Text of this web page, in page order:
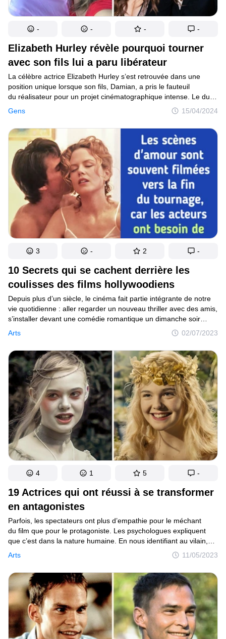
Elizabeth Hurley révèle pourquoi tourner
avec son fils lui a paru libérateur
Gens 15/04/2024
La célèbre actrice Elizabeth Hurley s’est retrouvée dans une
position unique lorsque son fils, Damian, a pris le fauteuil
du réalisateur pour un projet cinématographique intense. Le duo
mère-fils a collaboré à un film qui a brouillé les lignes entre
la famille et la réalisation. Dans le film, Damian a filmé des
scènes intimes de sa mère, ce qui a fait froncer quelques
sourcils. Elizabeth, cependant, se défend et défend son fils contre
les critiques.
- - - -
10 Secrets qui se cachent derrière les
coulisses des films hollywoodiens
Arts 02/07/2023
Depuis plus d’un siècle, le cinéma fait partie intégrante de notre
vie quotidienne : aller regarder un nouveau thriller avec des amis,
s’installer devant une comédie romantique un dimanche soir
ou encore se reposer après une dure journée de travail devant
sa série préférée... Nous prenons du plaisir à regarder ces
histoires plus vraies que nature sans vraiment se demander
ce qui se cache derrière la création de ces projets.
3 - 2 -
19 Actrices qui ont réussi à se transformer
en antagonistes
Arts 11/05/2023
Parfois, les spectateurs ont plus d’empathie pour le méchant
du film que pour le protagoniste. Les psychologues expliquent
que c’est dans la nature humaine. En nous identifiant au vilain,
nous pouvons explorer notre côté le plus sombre, sans
le démontrer dans la vie réelle. Les réalisateurs donnent souvent
les rôles de méchantes aux coqueluches hollywoodiennes pour
qu’elles incarnent un personnage charismatique et intéressant.
4 1 5 -